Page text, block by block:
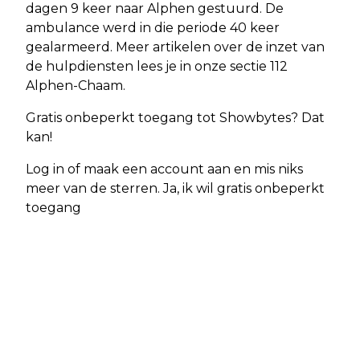
dagen 9 keer naar Alphen gestuurd. De
ambulance werd in die periode 40 keer
gealarmeerd. Meer artikelen over de inzet van
de hulpdiensten lees je in onze sectie 112
Alphen-Chaam.
Gratis onbeperkt toegang tot Showbytes? Dat
kan!
Log in of maak een account aan en mis niks
meer van de sterren. Ja, ik wil gratis onbeperkt
toegang